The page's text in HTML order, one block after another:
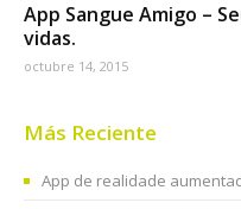
App Sangue Amigo –
vidas.
octubre 14, 2015
Más Reciente
App de realidade